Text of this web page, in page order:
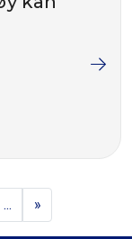
... »